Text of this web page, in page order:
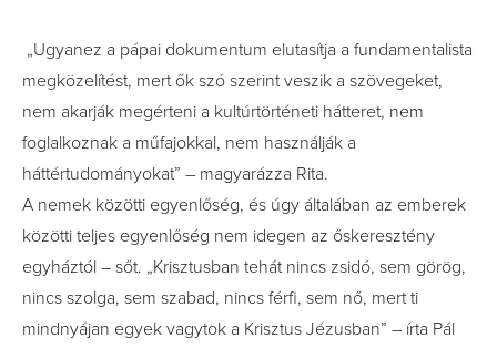
„Ugyanez a pápai dokumentum elutasítja a fundamentalista
megközelítést, mert ők szó szerint veszik a szövegeket,
nem akarják megérteni a kultúrtörténeti hátteret, nem
foglalkoznak a műfajokkal, nem használják a
háttértudományokat” – magyarázza Rita.
A nemek közötti egyenlőség, és úgy általában az emberek
közötti teljes egyenlőség nem idegen az őskeresztény
egyháztól – sőt. „Krisztusban tehát nincs zsidó, sem görög,
nincs szolga, sem szabad, nincs férfi, sem nő, mert ti
mindnyájan egyek vagytok a Krisztus Jézusban” – írta Pál